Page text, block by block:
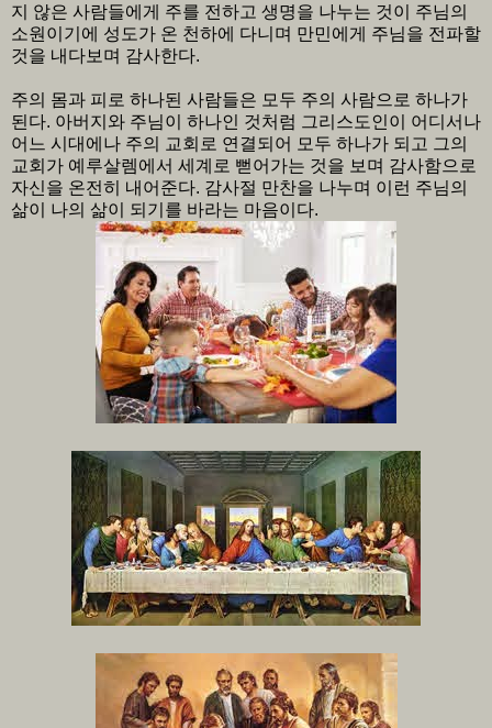
지 않은 사람들에게 주를 전하고 생명을 나누는 것이 주님의
소원이기에 성도가 온 천하에 다니며 만민에게 주님을 전파할
것을 내다보며 감사한다.
주의 몸과 피로 하나된 사람들은 모두 주의 사람으로 하나가
된다. 아버지와 주님이 하나인 것처럼 그리스도인이 어디서나
어느 시대에나 주의 교회로 연결되어 모두 하나가 되고 그의
교회가 예루살렘에서 세계로 뻗어가는 것을 보며 감사함으로
자신을 온전히 내어준다. 감사절 만찬을 나누며 이런 주님의
삶이 나의 삶이 되기를 바라는 마음이다.